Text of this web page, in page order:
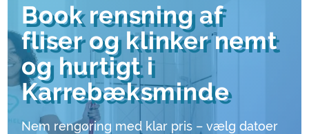
Book rensning af
fliser og klinker nemt
og hurtigt i
Karrebæksminde
Nem rengøring med klar pris – vælg datoer